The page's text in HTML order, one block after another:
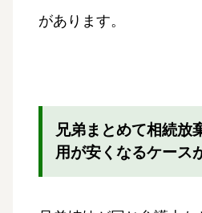
があります。
兄弟まとめて相続放
用が安くなるケース